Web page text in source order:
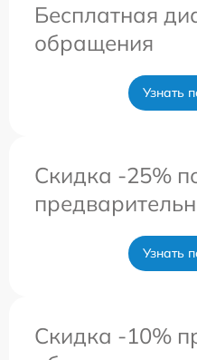
Бесплатная
обращения
Узнать
Скидка -25%
Узнать
Скидка -10%